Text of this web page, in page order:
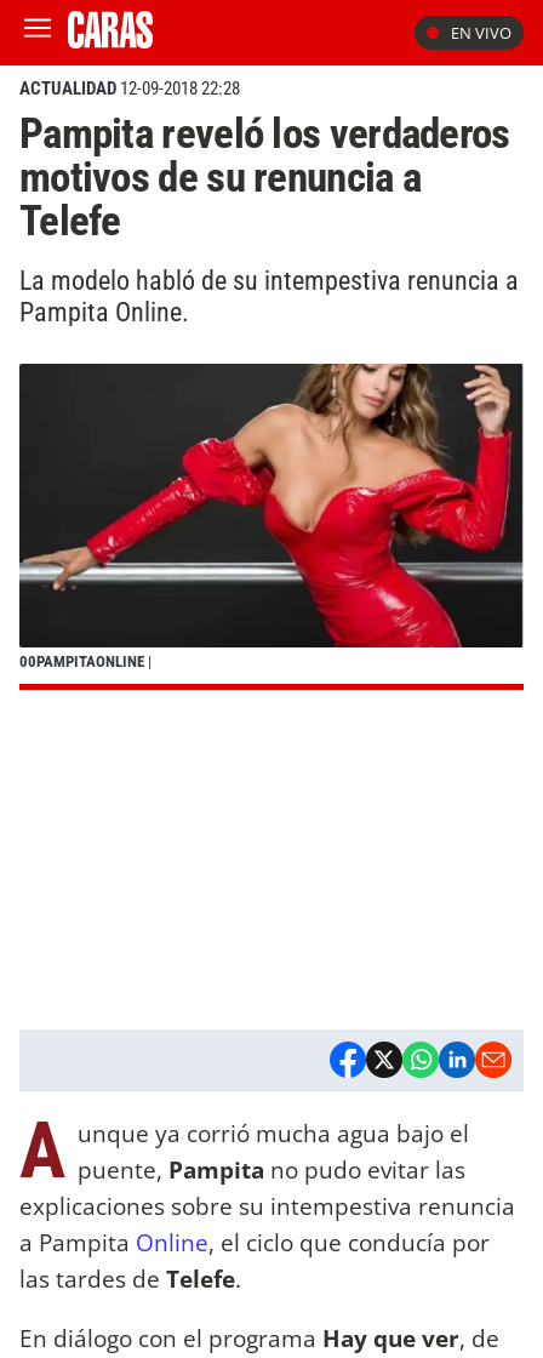
EN VIVO
ACTUALIDAD 12-09-2018 22:28
Pampita reveló los verdaderos
motivos de su renuncia a
Telefe
La modelo habló de su intempestiva renuncia a
Pampita Online.
00PAMPITAONLINE |
A unque ya corrió mucha agua bajo el
puente, Pampita no pudo evitar las
explicaciones sobre su intempestiva renuncia
a Pampita Online, el ciclo que conducía por
las tardes de Telefe.
En diálogo con el programa Hay que ver, de